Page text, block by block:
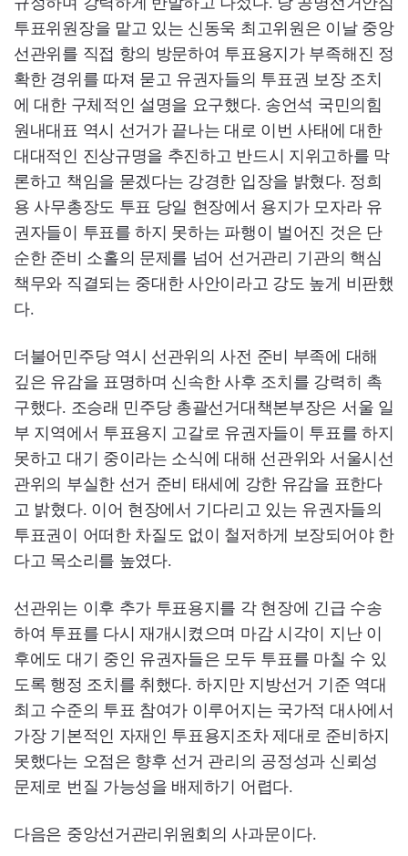
투표위원장을 맡고 있는 신동욱 최고위원은 이날 중앙
선관위를 직접 항의 방문하여 투표용지가 부족해진 정
확한 경위를 따져 묻고 유권자들의 투표권 보장 조치
에 대한 구체적인 설명을 요구했다. 송언석 국민의힘
원내대표 역시 선거가 끝나는 대로 이번 사태에 대한
대대적인 진상규명을 추진하고 반드시 지위고하를 막
론하고 책임을 묻겠다는 강경한 입장을 밝혔다. 정희
용 사무총장도 투표 당일 현장에서 용지가 모자라 유
권자들이 투표를 하지 못하는 파행이 벌어진 것은 단
순한 준비 소홀의 문제를 넘어 선거관리 기관의 핵심
책무와 직결되는 중대한 사안이라고 강도 높게 비판했
다.
더불어민주당 역시 선관위의 사전 준비 부족에 대해
깊은 유감을 표명하며 신속한 사후 조치를 강력히 촉
구했다. 조승래 민주당 총괄선거대책본부장은 서울 일
부 지역에서 투표용지 고갈로 유권자들이 투표를 하지
못하고 대기 중이라는 소식에 대해 선관위와 서울시선
관위의 부실한 선거 준비 태세에 강한 유감을 표한다
고 밝혔다. 이어 현장에서 기다리고 있는 유권자들의
투표권이 어떠한 차질도 없이 철저하게 보장되어야 한
다고 목소리를 높였다.
선관위는 이후 추가 투표용지를 각 현장에 긴급 수송
하여 투표를 다시 재개시켰으며 마감 시각이 지난 이
후에도 대기 중인 유권자들은 모두 투표를 마칠 수 있
도록 행정 조치를 취했다. 하지만 지방선거 기준 역대
최고 수준의 투표 참여가 이루어지는 국가적 대사에서
가장 기본적인 자재인 투표용지조차 제대로 준비하지
못했다는 오점은 향후 선거 관리의 공정성과 신뢰성
문제로 번질 가능성을 배제하기 어렵다.
다음은 중앙선거관리위원회의 사과문이다.